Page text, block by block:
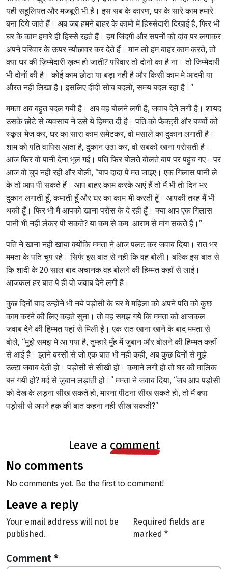
यही सहूलियत और मजबूरी भी है। इस सब के कारण, घर के सारे काम हमारे
बना दिये जाते हैं। अब जब हमने बाहर के कामों में हिस्सेदारी दिखाई है, फिर भी
घर के काम हमारे ही हिस्से रहते हैं। हम जिंदगी और सपनों को दांव पर लगाकर
अपने परिवार के ऊपर न्यौछावर कर देते हैं। मान लो हम बाहर काम करते, तो
क्या घर की ज़िम्मेदारी ख़त्म हो जाती? परिवार तो दोनो का है ना। तो जिम्मेदारी
भी दोनों की है। कोई काम छोटा या बड़ा नही है और किसी काम मे आदमी या
औरत नही लिखा है। इसलिए दीदी सोच बदलो, समय बदल रहा है।”
ममता अब बहुत बदल गयी है। अब वह बोलने लगी है, जवाब देने लगी है। शायद
उसके छोटे से व्यवसाय ने उसे ये हिम्मत दी है। पति को फैक्ट्री और बच्चों को
स्कूल भेज कर, घर का सारा काम समेटकर, वो मसाले का दुकान लगाती है।
शाम को पति वापिस आता है, दुकान उठा कर, वो सबको खाना परोसती है।
आज फिर वो पानी देना भूल गई। पति फिर बोलते बोलते बाप पर पहुंच गए। पर
आज वो चुप नही रही और बोली, “बाप दादा पे मत जाइए। एक गिलास पानी ले
के तो आप पी सकते हैं। आप बाहर काम करके आएं हैं तो मैं भी तो दिन भर
दुकान लगाती हूँ, कमाती हूँ और घर का काम भी करती हूँ। आपकी तरह मैं भी
थकी हूँ। फिर भी मैं आपको खाना परोस के दे रही हूँ। क्या आप एक गिलास
पानी भी नही लेकर पी सकते? या कम से कम आराम से मांग सकते हैं।”
पति ने खाना नही खाया क्योंकि ममता ने आज पलट कर जवाब दिया। रात भर
ममता के पति चुप रहे। सिर्फ इस बात से नही कि वह बोली। बल्कि इस बात से
कि शादी के 20 साल बाद अचानक वह बोलने की हिम्मत कहाँ से लाई।
आजकल हर बात पे ही वो जवाब देने लगी है।
कुछ दिनों बाद उन्होंने भी नये पड़ोसी के घर मे महिला को अपने पति को कुछ
काम करने की लिए कहते सुना। तो वह समझ गये कि ममता को आजकल
जवाब देने की हिम्मत यहां से मिली है। एक रात खाना खाने के बाद ममता से
बोले, “मुझे समझ मे आ गया है, तुम्हारे मुँह में ज़ुबान और बोलने की हिम्मत कहाँ
से आई है। इतने बरसों से जो एक बात भी नही कही, अब कुछ दिनों से मुझे
उल्टा जवाब देती हो। पड़ोसी से सीखी हो। कमाने लगी हो तो घर की मालिक
बन गयी हो? मर्द से ज़ुबान लड़ाती हो।” ममता ने जवाब दिया, “जब आप पड़ोसी
को देख के लड़ना सीख सकते हो, मारना पीटना सीख सकते हो, तो मैं क्या
पड़ोसी से अपने हक़ की बात कहना नही सीख सकती?”
leave a comment
no comments
No comments yet. Be the first to comment!
leave a reply
Your email address will not be
published.
Required fields are
marked *
Comment *